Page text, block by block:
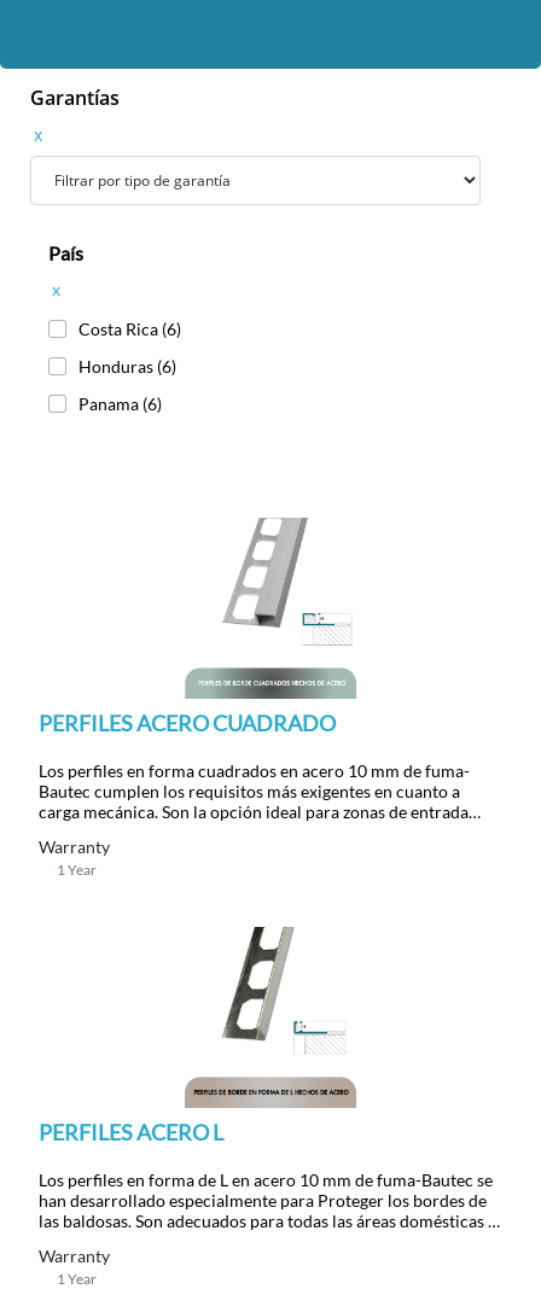
Garantías
x
País
x
Costa Rica (6)
Honduras (6)
Panama (6)
PERFILES ACERO CUADRADO
Los perfiles en forma cuadrados en acero 10 mm de fuma-
Bautec cumplen los requisitos más exigentes en cuanto a
carga mecánica. Son la opción ideal para zonas de entrada
Warranty
1 Year
PERFILES ACERO L
Los perfiles en forma de L en acero 10 mm de fuma-Bautec se
han desarrollado especialmente para Proteger los bordes de
las baldosas. Son adecuados para todas las áreas domésticas y
Warranty
1 Year